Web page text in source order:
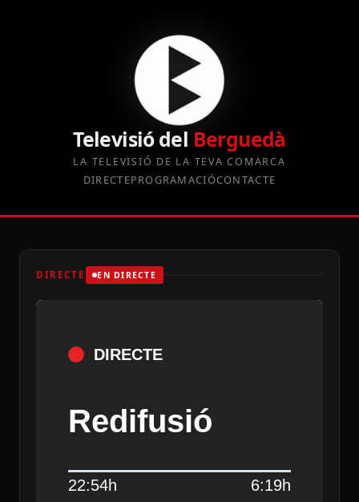
Televisió del Berguedà
LA TELEVISIÓ DE LA TEVA COMARCA
DIRECTEPROGRAMACIÓCONTACTE
DIRECTE EN DIRECTE
DIRECTE
Redifusió
22:54h 6:19h